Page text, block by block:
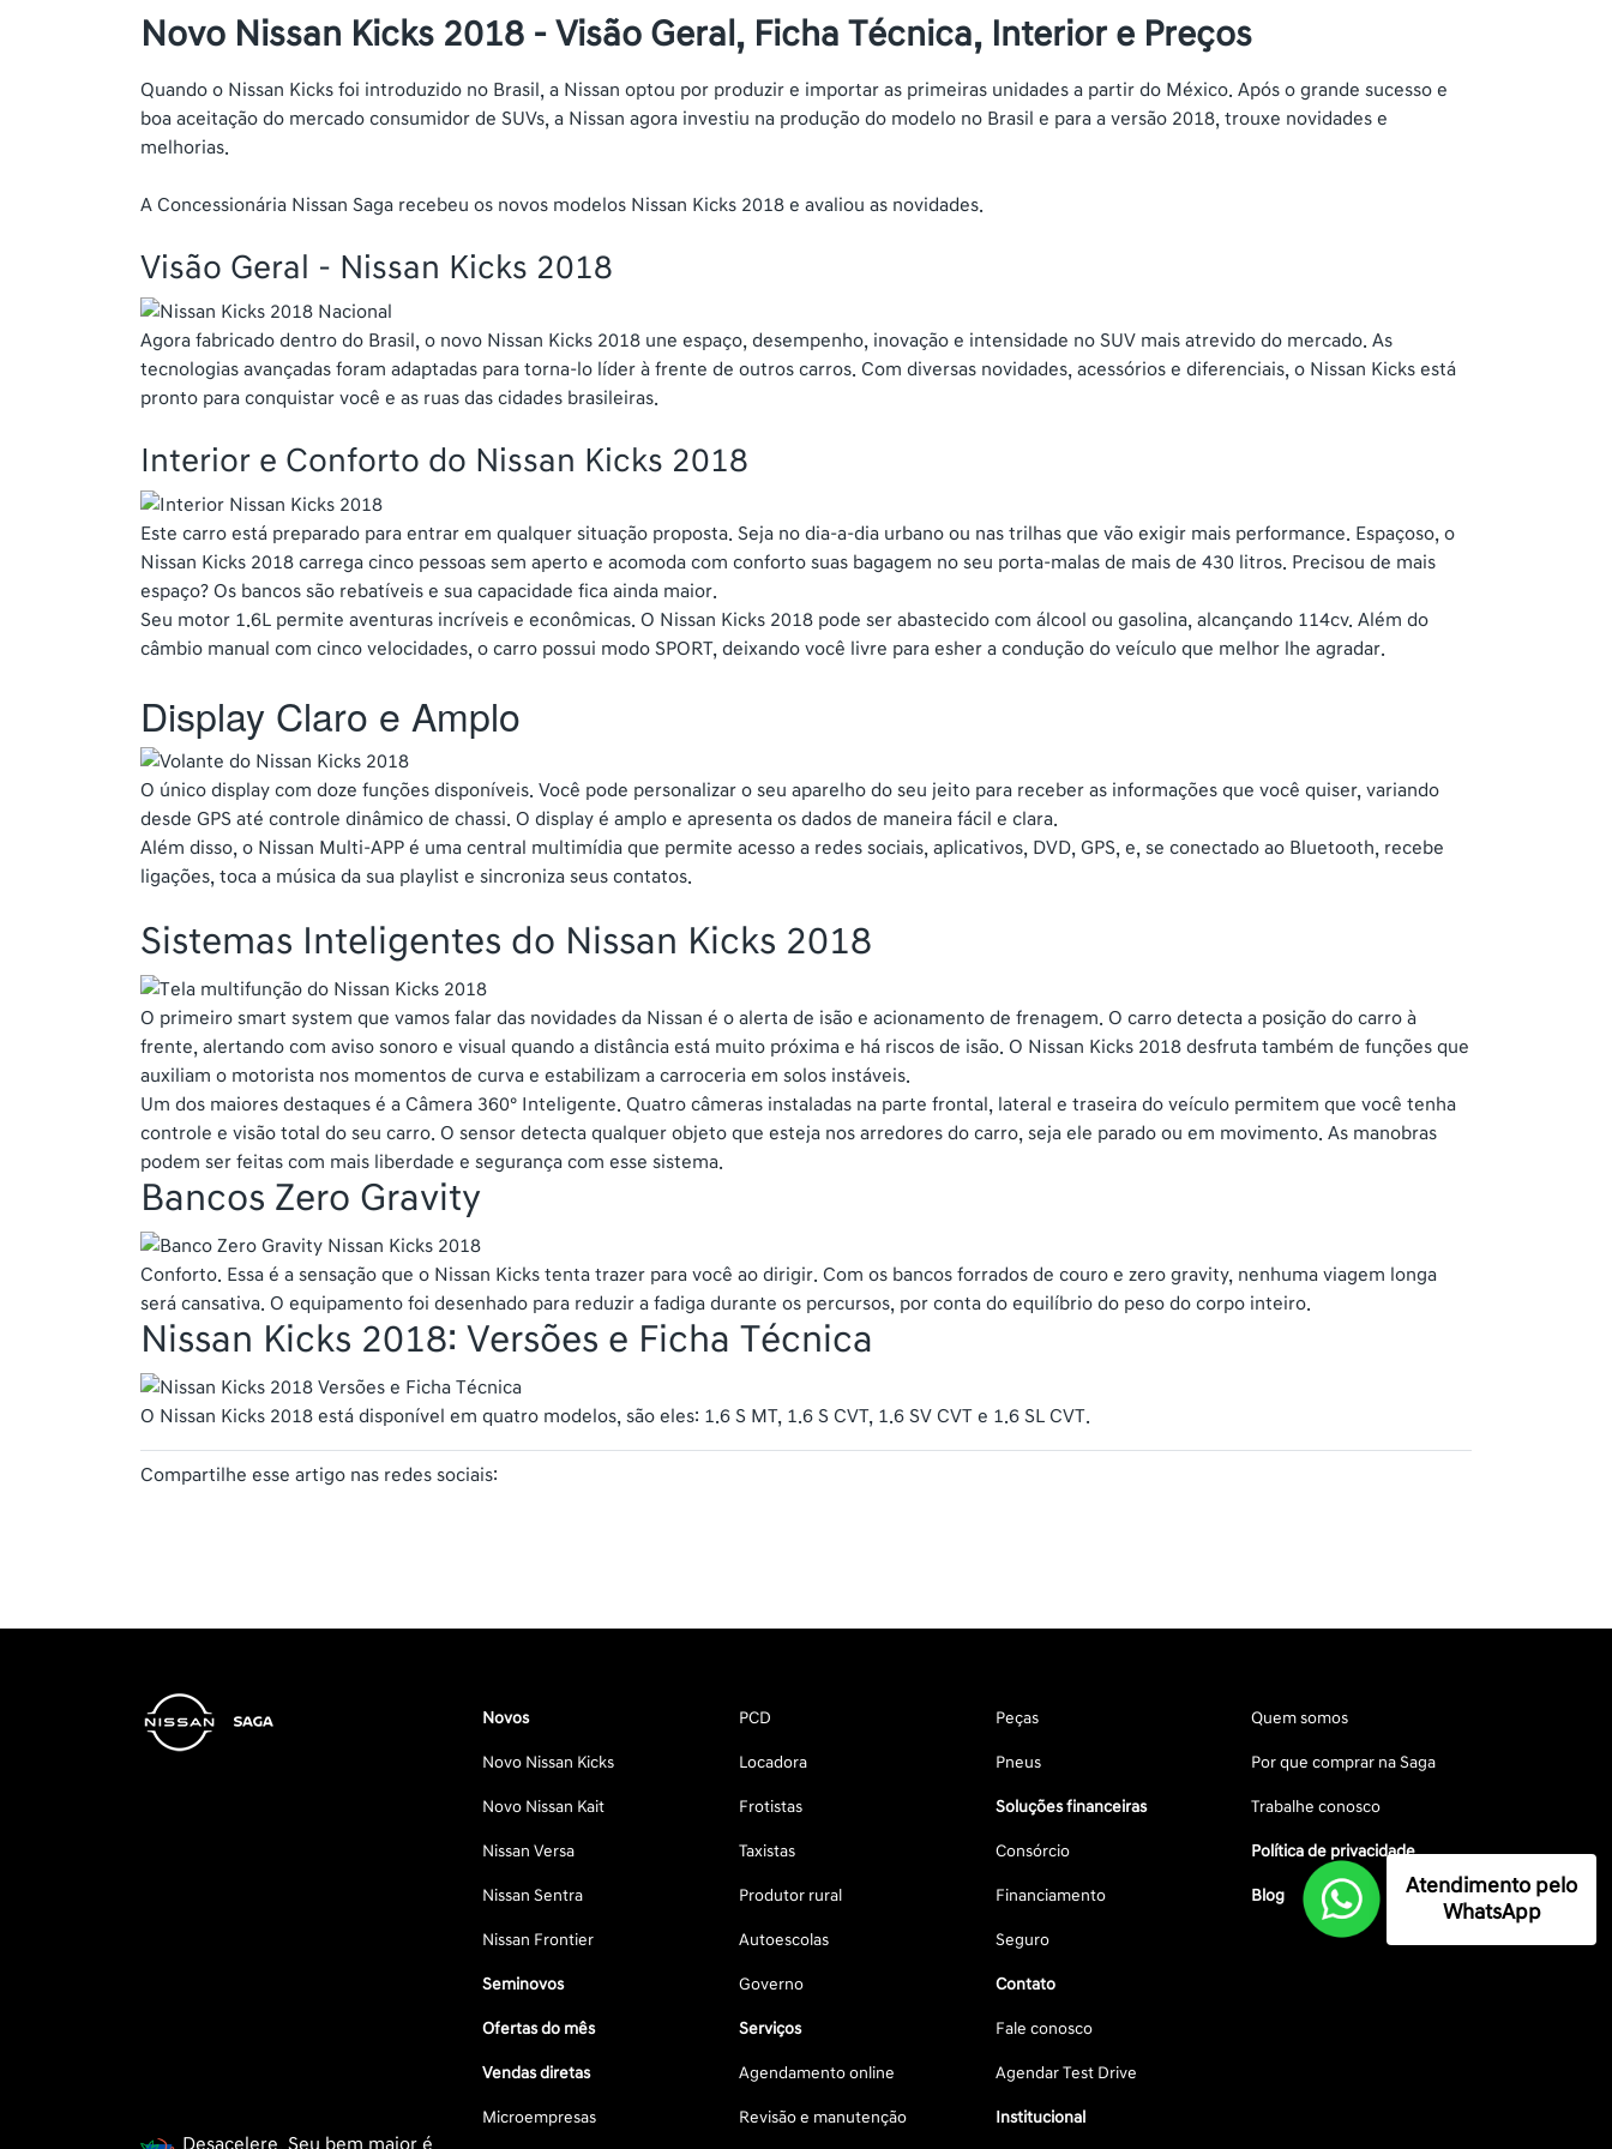
Novo Nissan Kicks 2018 - Visão Geral, Ficha Técnica, Interior e Preços
Quando o Nissan Kicks foi introduzido no Brasil, a Nissan optou por produzir e importar as primeiras unidades a partir do México. Após o grande sucesso e
boa aceitação do mercado consumidor de SUVs, a Nissan agora investiu na produção do modelo no Brasil e para a versão 2018, trouxe novidades e
melhorias.
A Concessionária Nissan Saga recebeu os novos modelos Nissan Kicks 2018 e avaliou as novidades.
Visão Geral - Nissan Kicks 2018
Agora fabricado dentro do Brasil, o novo Nissan Kicks 2018 une espaço, desempenho, inovação e intensidade no SUV mais atrevido do mercado. As
tecnologias avançadas foram adaptadas para torna-lo líder à frente de outros carros. Com diversas novidades, acessórios e diferenciais, o Nissan Kicks está
pronto para conquistar você e as ruas das cidades brasileiras.
Interior e Conforto do Nissan Kicks 2018
Este carro está preparado para entrar em qualquer situação proposta. Seja no dia-a-dia urbano ou nas trilhas que vão exigir mais performance. Espaçoso, o
Nissan Kicks 2018 carrega cinco pessoas sem aperto e acomoda com conforto suas bagagem no seu porta-malas de mais de 430 litros. Precisou de mais
espaço? Os bancos são rebatíveis e sua capacidade fica ainda maior.
Seu motor 1.6L permite aventuras incríveis e econômicas. O Nissan Kicks 2018 pode ser abastecido com álcool ou gasolina, alcançando 114cv. Além do
câmbio manual com cinco velocidades, o carro possui modo SPORT, deixando você livre para esher a condução do veículo que melhor lhe agradar.
Display Claro e Amplo
O único display com doze funções disponíveis. Você pode personalizar o seu aparelho do seu jeito para receber as informações que você quiser, variando
desde GPS até controle dinâmico de chassi. O display é amplo e apresenta os dados de maneira fácil e clara.
Além disso, o Nissan Multi-APP é uma central multimídia que permite acesso a redes sociais, aplicativos, DVD, GPS, e, se conectado ao Bluetooth, recebe
ligações, toca a música da sua playlist e sincroniza seus contatos.
Sistemas Inteligentes do Nissan Kicks 2018
O primeiro smart system que vamos falar das novidades da Nissan é o alerta de isão e acionamento de frenagem. O carro detecta a posição do carro à
frente, alertando com aviso sonoro e visual quando a distância está muito próxima e há riscos de isão. O Nissan Kicks 2018 desfruta também de funções que
auxiliam o motorista nos momentos de curva e estabilizam a carroceria em solos instáveis.
Um dos maiores destaques é a Câmera 360° Inteligente. Quatro câmeras instaladas na parte frontal, lateral e traseira do veículo permitem que você tenha
controle e visão total do seu carro. O sensor detecta qualquer objeto que esteja nos arredores do carro, seja ele parado ou em movimento. As manobras
podem ser feitas com mais liberdade e segurança com esse sistema.
Bancos Zero Gravity
Conforto. Essa é a sensação que o Nissan Kicks tenta trazer para você ao dirigir. Com os bancos forrados de couro e zero gravity, nenhuma viagem longa
será cansativa. O equipamento foi desenhado para reduzir a fadiga durante os percursos, por conta do equilíbrio do peso do corpo inteiro.
Nissan Kicks 2018: Versões e Ficha Técnica
O Nissan Kicks 2018 está disponível em quatro modelos, são eles: 1.6 S MT, 1.6 S CVT, 1.6 SV CVT e 1.6 SL CVT.
Compartilhe esse artigo nas redes sociais:
Desacelere. Seu bem maior é
Novos
Novo Nissan Kicks
Novo Nissan Kait
Nissan Versa
Nissan Sentra
Nissan Frontier
Seminovos
Ofertas do mês
Vendas diretas
Microempresas
PCD
Locadora
Frotistas
Taxistas
Produtor rural
Autoescolas
Governo
Serviços
Agendamento online
Revisão e manutenção
Peças
Pneus
Soluções financeiras
Consórcio
Financiamento
Seguro
Contato
Fale conosco
Agendar Test Drive
Institucional
Quem somos
Por que comprar na Saga
Trabalhe conosco
Política de privacidade
Blog
Atendimento pelo
WhatsApp